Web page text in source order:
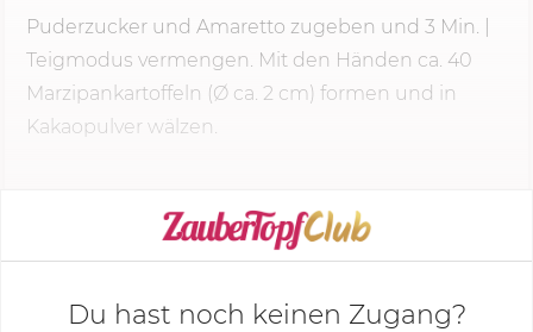
Puderzucker und Amaretto zugeben und 3 Min.
Teigmodus vermengen. Mit den Händen ca. 40
Marzipankartoffeln (Ø ca. 2 cm) formen und in
Kakaopulver wälzen.
KOCHMODUS STARTEN
Du hast noch keinen Zugang?